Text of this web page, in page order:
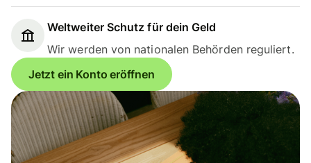
Weltweiter Schutz für dein Geld
Wir werden von nationalen Behörden reguliert.
Jetzt ein Konto eröffnen